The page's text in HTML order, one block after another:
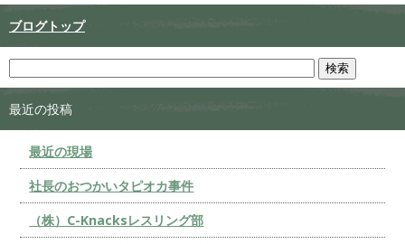
ブログトップ
最近の投稿
最近の現場
社長のおつかいタピオカ事件
（株）C-Knacksレスリング部